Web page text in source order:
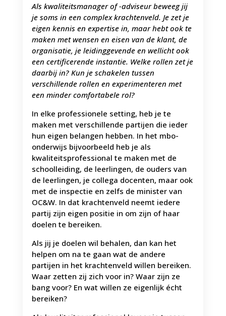
Als kwaliteitsmanager of -adviseur beweeg jij
je soms in een complex krachtenveld. Je zet je
eigen kennis en expertise in, maar hebt ook te
maken met wensen en eisen van de klant, de
organisatie, je leidinggevende en wellicht ook
een certificerende instantie. Welke rollen zet je
daarbij in? Kun je schakelen tussen
verschillende rollen en experimenteren met
een minder comfortabele rol?
In elke professionele setting, heb je te
maken met verschillende partijen die ieder
hun eigen belangen hebben. In het mbo-
onderwijs bijvoorbeeld heb je als
kwaliteitsprofessional te maken met de
schoolleiding, de leerlingen, de ouders van
de leerlingen, je collega docenten, maar ook
met de inspectie en zelfs de minister van
OC&W. In dat krachtenveld neemt iedere
partij zijn eigen positie in om zijn of haar
doelen te bereiken.
Als jij je doelen wil behalen, dan kan het
helpen om na te gaan wat de andere
partijen in het krachtenveld willen bereiken.
Waar zetten zij zich voor in? Waar zijn ze
bang voor? En wat willen ze eigenlijk écht
bereiken?